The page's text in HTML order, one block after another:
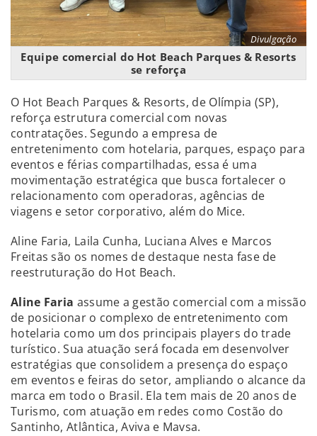
Divulgação
Equipe comercial do Hot Beach Parques & Resorts
se reforça
O Hot Beach Parques & Resorts, de Olímpia (SP),
reforça estrutura comercial com novas
contratações. Segundo a empresa de
entretenimento com hotelaria, parques, espaço para
eventos e férias compartilhadas, essa é uma
movimentação estratégica que busca fortalecer o
relacionamento com operadoras, agências de
viagens e setor corporativo, além do Mice.
Aline Faria, Laila Cunha, Luciana Alves e Marcos
Freitas são os nomes de destaque nesta fase de
reestruturação do Hot Beach.
Aline Faria assume a gestão comercial com a missão
de posicionar o complexo de entretenimento com
hotelaria como um dos principais players do trade
turístico. Sua atuação será focada em desenvolver
estratégias que consolidem a presença do espaço
em eventos e feiras do setor, ampliando o alcance da
marca em todo o Brasil. Ela tem mais de 20 anos de
Turismo, com atuação em redes como Costão do
Santinho, Atlântica, Aviva e Mavsa.